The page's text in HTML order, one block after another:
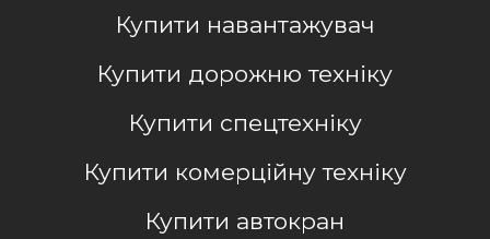
Купити навантажувач
Купити дорожню техніку
Купити спецтехніку
Купити комерційну техніку
Купити автокран